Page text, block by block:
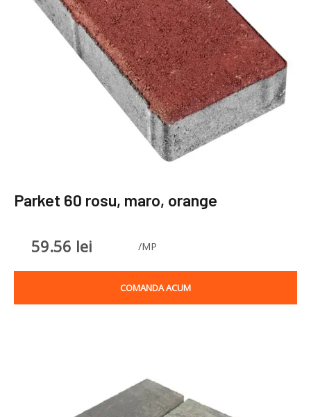
Parket 60 rosu, maro, orange
59.56 lei /MP
COMANDA ACUM